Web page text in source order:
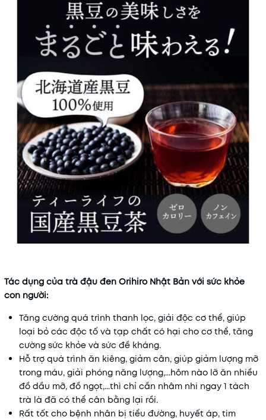
Tác dụng của trà đậu đen Orihiro Nhật Bản với sức khỏe
con người:
Tăng cường quá trình thanh lọc, giải độc cơ thể, giúp
loại bỏ các độc tố và tạp chất có hại cho cơ thể, tăng
cường sức khỏe và sức đề kháng.
Hỗ trợ quá trình ăn kiêng, giảm cân, giúp giảm lượng mỡ
trong máu, giải phóng năng lượng,...hôm nào lỡ ăn nhiều
đồ dầu mỡ, đồ ngọt,...thì chỉ cần nhâm nhi ngay 1 tách
trà là đã có thể cân bằng lại rồi.
Rất tốt cho bệnh nhân bị tiểu đường, huyết áp, tim